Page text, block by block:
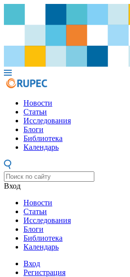
Новости
Статьи
Исследования
Блоги
Библиотека
Календарь
Вход
Новости
Статьи
Исследования
Блоги
Библиотека
Календарь
Вход
Регистрация